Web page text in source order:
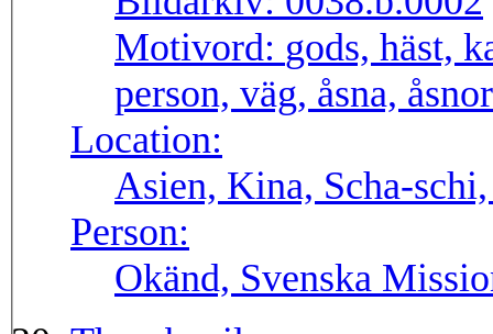
Motivord: gods, häst,
person, väg, åsna, åsnor
Location:
Asien, Kina, Scha-
Person:
Okänd, Svenska